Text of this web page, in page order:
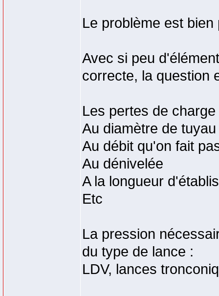
Le problème est
Avec si peu
correcte, la question
Les pertes de
Au diamètre de tuyau
Au débit qu'on fait
Au dénivelée
A la longueur
Etc
La pression
du type de lance :
LDV, lances